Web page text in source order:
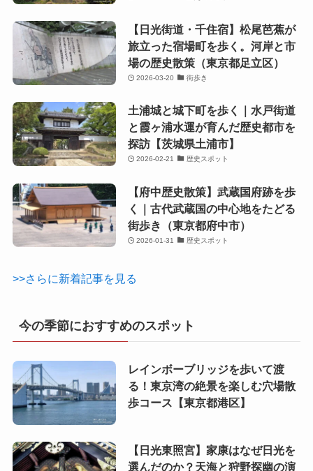
【日光街道・千住宿】松尾芭蕉が
旅立った宿場町を歩く。河岸と市
場の歴史散策（東京都足立区）
2026-03-20 街歩き
土浦城と城下町を歩く｜水戸街道
と霞ヶ浦水運が育んだ歴史都市を
探訪【茨城県土浦市】
2026-02-21 歴史スポット
【府中歴史散策】武蔵国府跡を歩
く｜古代武蔵国の中心地をたどる
街歩き（東京都府中市）
2026-01-31 歴史スポット
>>さらに新着記事を見る
今の季節におすすめのスポット
レインボーブリッジを歩いて渡
る！東京湾の絶景を楽しむ穴場散
歩コース【東京都港区】
【日光東照宮】家康はなぜ日光を
選んだのか？天海と狩野探幽の演